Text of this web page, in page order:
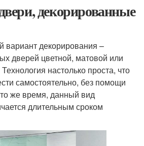
декорированные
вариант декорирования –
дверей цветной, матовой или
настолько проста, что
самостоятельно, без помощи
же время, данный вид
длительным сроком